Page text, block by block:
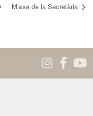
Missa de la Secretària